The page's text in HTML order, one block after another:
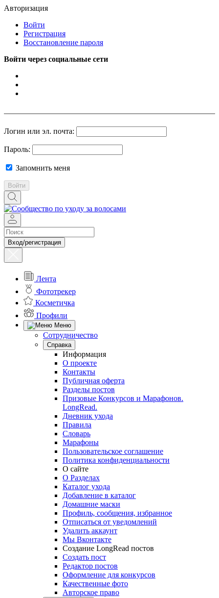
Авторизация
Войти
Регистрация
Восстановление пароля
Войти через социальные сети
Логин или эл. почта:
Пароль:
Запомнить меня
Войти
Вход/регистрация
Лента
Фототрекер
Косметичка
Профили
Меню
Сотрудничество
Справка
Информация
О проекте
Контакты
Публичная оферта
Разделы постов
Призовые Конкурсов и Марафонов.
LongRead.
Дневник ухода
Правила
Словарь
Марафоны
Пользовательское соглашение
Политика конфиденциальности
О сайте
О Разделах
Каталог ухода
Добавление в каталог
Домашние маски
Профиль, сообщения, избранное
Отписаться от уведомлений
Удалить аккаунт
Мы Вконтакте
Создание LongRead постов
Создать пост
Редактор постов
Оформление для конкурсов
Качественные фото
Авторское право